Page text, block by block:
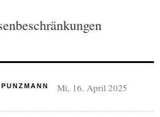
Mi, 16. April 2025